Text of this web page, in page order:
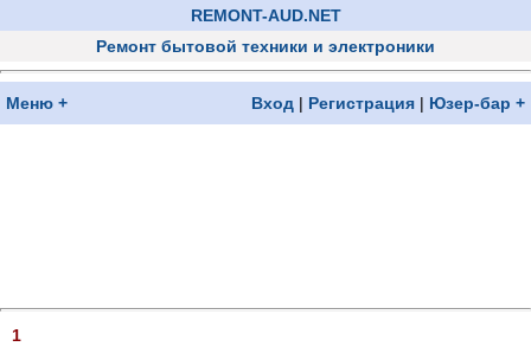
REMONT-AUD.NET
Ремонт бытовой техники и электроники
Меню + Вход | Регистрация | Юзер-бар +
1